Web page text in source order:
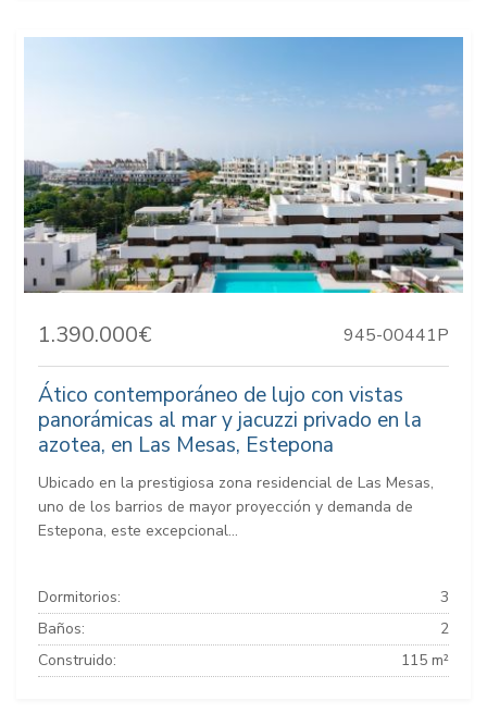
1.390.000€ 945-00441P
Ático contemporáneo de lujo con vistas
panorámicas al mar y jacuzzi privado en la
azotea, en Las Mesas, Estepona
Ubicado en la prestigiosa zona residencial de Las Mesas,
uno de los barrios de mayor proyección y demanda de
Estepona, este excepcional...
Dormitorios:
3
Baños:
2
Construido:
115 m²